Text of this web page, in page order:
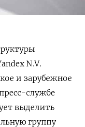
N.V.
и зарубежное
службе
выделить
группу